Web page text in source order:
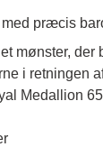
med præcis
mønster, der
i retningen
Medallion